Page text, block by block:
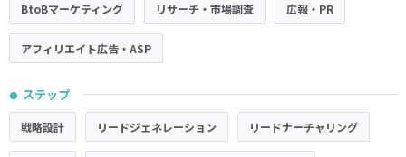
BtoBマーケティング リサーチ・市場調査 広報・PR
アフィリエイト広告・ASP
● ステップ
戦略設計 リードジェネレーション リードナーチャリング